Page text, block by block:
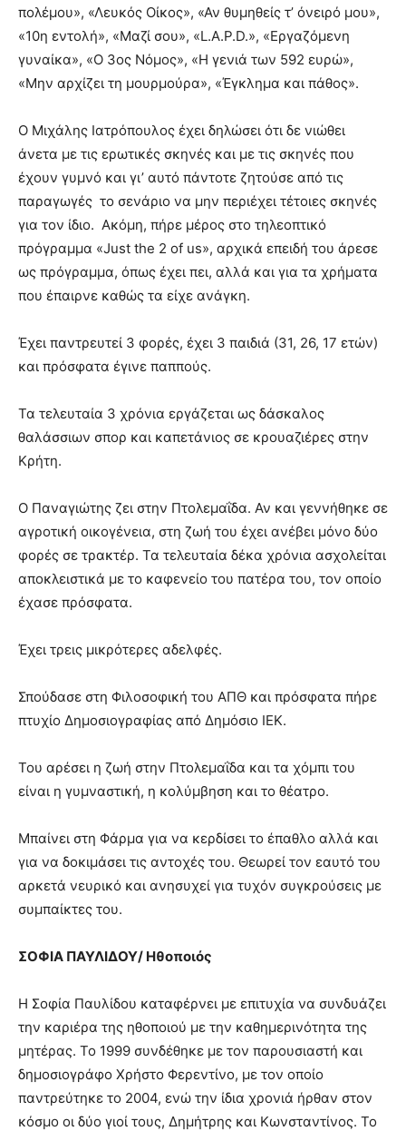
πολέμου», «Λευκός Οίκος», «Αν θυμηθείς τ’ όνειρό μου»,
«10η εντολή», «Μαζί σου», «L.A.P.D.», «Εργαζόμενη
γυναίκα», «Ο 3ος Νόμος», «Η γενιά των 592 ευρώ»,
«Μην αρχίζει τη μουρμούρα», «Έγκλημα και πάθος».
Ο Μιχάλης Ιατρόπουλος έχει δηλώσει ότι δε νιώθει
άνετα με τις ερωτικές σκηνές και με τις σκηνές που
έχουν γυμνό και γι’ αυτό πάντοτε ζητούσε από τις
παραγωγές το σενάριο να μην περιέχει τέτοιες σκηνές
για τον ίδιο. Ακόμη, πήρε μέρος στο τηλεοπτικό
πρόγραμμα «Just the 2 of us», αρχικά επειδή του άρεσε
ως πρόγραμμα, όπως έχει πει, αλλά και για τα χρήματα
που έπαιρνε καθώς τα είχε ανάγκη.
Έχει παντρευτεί 3 φορές, έχει 3 παιδιά (31, 26, 17 ετών)
και πρόσφατα έγινε παππούς.
Τα τελευταία 3 χρόνια εργάζεται ως δάσκαλος
θαλάσσιων σπορ και καπετάνιος σε κρουαζιέρες στην
Κρήτη.
Ο Παναγιώτης ζει στην Πτολεμαΐδα. Αν και γεννήθηκε σε
αγροτική οικογένεια, στη ζωή του έχει ανέβει μόνο δύο
φορές σε τρακτέρ. Τα τελευταία δέκα χρόνια ασχολείται
αποκλειστικά με το καφενείο του πατέρα του, τον οποίο
έχασε πρόσφατα.
Έχει τρεις μικρότερες αδελφές.
Σπούδασε στη Φιλοσοφική του ΑΠΘ και πρόσφατα πήρε
πτυχίο Δημοσιογραφίας από Δημόσιο ΙΕΚ.
Του αρέσει η ζωή στην Πτολεμαΐδα και τα χόμπι του
είναι η γυμναστική, η κολύμβηση και το θέατρο.
Μπαίνει στη Φάρμα για να κερδίσει το έπαθλο αλλά και
για να δοκιμάσει τις αντοχές του. Θεωρεί τον εαυτό του
αρκετά νευρικό και ανησυχεί για τυχόν συγκρούσεις με
συμπαίκτες του.
ΣΟΦΙΑ ΠΑΥΛΙΔΟΥ/ Ηθοποιός
Η Σοφία Παυλίδου καταφέρνει με επιτυχία να συνδυάζει
την καριέρα της ηθοποιού με την καθημερινότητα της
μητέρας. Το 1999 συνδέθηκε με τον παρουσιαστή και
δημοσιογράφο Χρήστο Φερεντίνο, με τον οποίο
παντρεύτηκε το 2004, ενώ την ίδια χρονιά ήρθαν στον
κόσμο οι δύο γιοί τους, Δημήτρης και Κωνσταντίνος. Το